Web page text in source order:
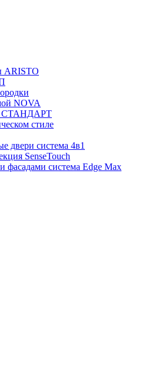
ARISTO
NOVA
СТАНДАРТ
стиле
двери система 4в1
SenseTouch
фасадами система Edge Max